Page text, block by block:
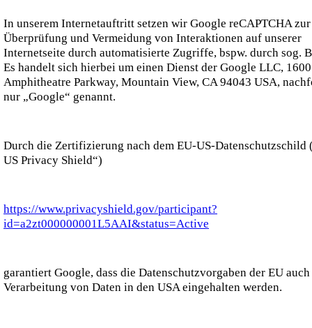
In unserem Internetauftritt setzen wir Google reCAPTCHA zur
Überprüfung und Vermeidung von Interaktionen auf unserer
Internetseite durch automatisierte Zugriffe, bspw. durch sog.
Es handelt sich hierbei um einen Dienst der Google LLC, 1600
Amphitheatre Parkway, Mountain View, CA 94043 USA,
nur „Google“ genannt.
Durch die Zertifizierung nach dem EU-US-Datenschutzschild
US Privacy Shield“)
https://www.privacyshield.gov/participant?
id=a2zt000000001L5AAI&status=Active
garantiert Google, dass die Datenschutzvorgaben der EU
Verarbeitung von Daten in den USA eingehalten werden.